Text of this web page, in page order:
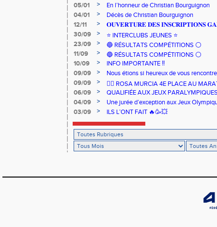
05/01
>
En l’honneur de Christian Bourguignon
04/01
>
Décès de Christian Bourguignon
12/11
>
𝐎𝐔𝐕𝐄𝐑𝐓𝐔𝐑𝐄 𝐃𝐄𝐒 𝐈𝐍𝐒𝐂𝐑𝐈𝐏𝐓𝐈𝐎𝐍𝐒
30/09
>
⭐️ INTERCLUBS JEUNES ⭐️
23/09
>
🔵 RÉSULTATS COMPÉTITIONS ⚪️
11/09
>
🔵 RÉSULTATS COMPÉTITIONS ⚪️
10/09
>
INFO IMPORTANTE ‼️
09/09
>
Nous étions si heureux de vous
09/09
>
🏃‍♀️ ROSA MURCIA 4E PLACE AU
06/09
>
QUALIFIÉE AUX JEUX
04/09
>
Une jurée d’exception aux Jeux
03/09
> ILS L’ONT FAIT 🔥🥳💥